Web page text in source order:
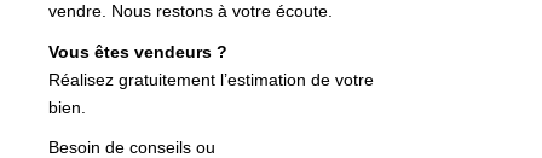
vendre. Nous restons à votre écoute.
Vous êtes vendeurs ?
Réalisez gratuitement l’estimation de votre
bien.
Besoin de conseils ou